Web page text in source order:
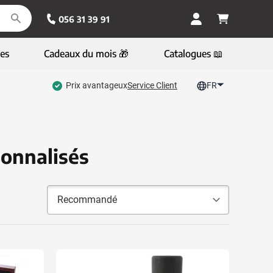
056 31 39 91
Cadeaux du mois 🎁 Catalogues 📖
Prix avantageuxService Client FR